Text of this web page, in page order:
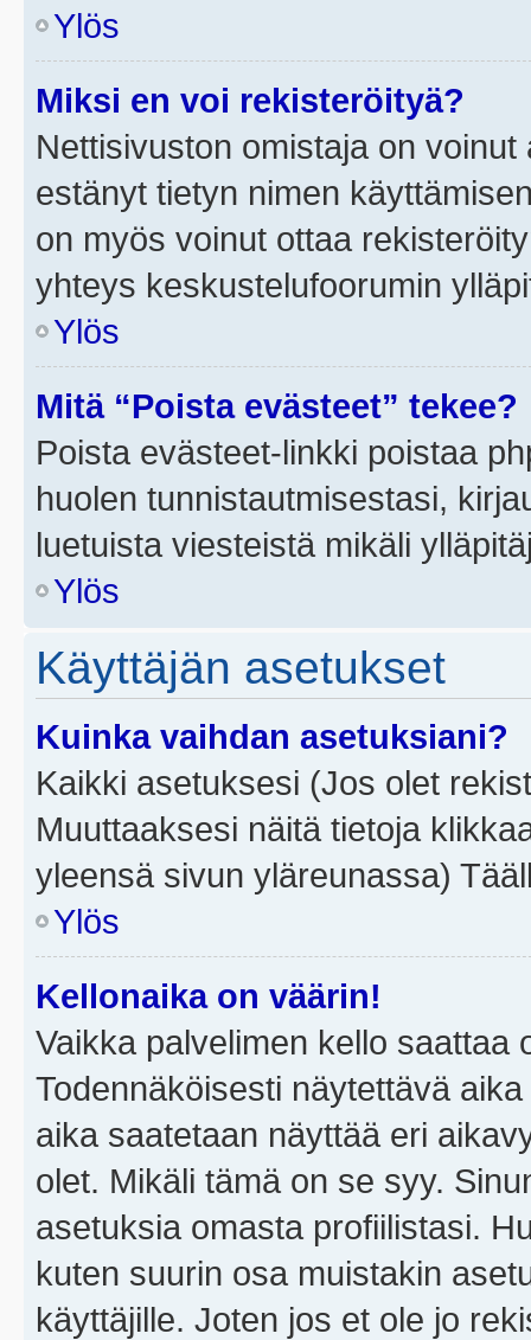
Ylös
Miksi en voi rekisteröityä?
Nettisivuston omistaja on
estänyt tietyn nimen
on myös voinut ottaa
yhteys keskustelufoorumin
Ylös
Mitä “Poista evästeet” tekee?
Poista evästeet-linkki poistaa
huolen tunnistautmisestasi,
luetuista viesteistä mikäli
Ylös
Käyttäjän asetukset
Kuinka vaihdan asetuksiani?
Kaikki asetuksesi (Jos olet
Muuttaaksesi näitä tietoja
yleensä sivun yläreunassa)
Ylös
Kellonaika on väärin!
Vaikka palvelimen kello saattaa
Todennäköisesti näytettävä
aika saatetaan näyttää eri
olet. Mikäli tämä on se syy.
asetuksia omasta profiilistasi.
kuten suurin osa muistakin
käyttäjille. Joten jos et ole jo